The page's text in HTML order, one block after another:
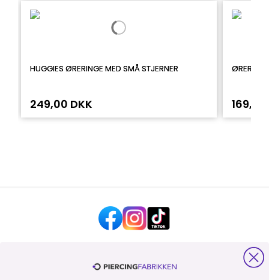
HUGGIES ØRERINGE MED SMÅ STJERNER
249,00 DKK 169,00
HJÆLP OG KONTAKT